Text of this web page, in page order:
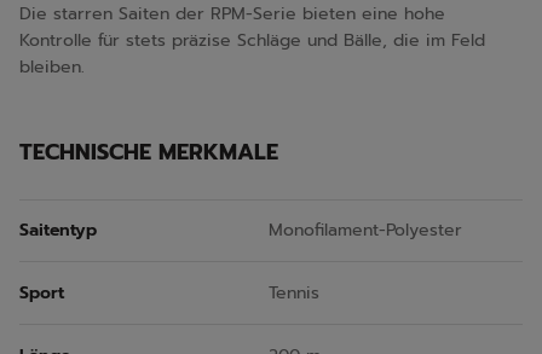
Die starren Saiten der RPM-Serie bieten eine hohe
Kontrolle für stets präzise Schläge und Bälle, die im Feld
bleiben.
TECHNISCHE MERKMALE
Saitentyp Monofilament-Polyester
Sport Tennis